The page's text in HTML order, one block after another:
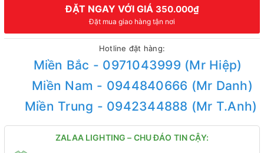
ĐẶT NGAY VỚI GIÁ 350.000₫
Đặt mua giao hàng tận nơi
Hotline đặt hàng:
Miền Bắc - 0971043999 (Mr Hiệp)
Miền Nam - 0944840666 (Mr Danh)
Miền Trung - 0942344888 (Mr T.Anh)
ZALAA LIGHTING – CHU ĐÁO TIN CẬY: